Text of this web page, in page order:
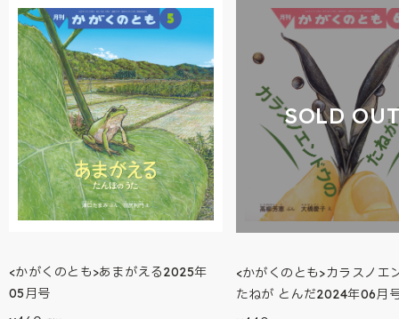
<かがくのとも>あまがえる2025年
05月号
SOLD
<かがくのとも>カラスノエ
たねが とんだ2024年06月